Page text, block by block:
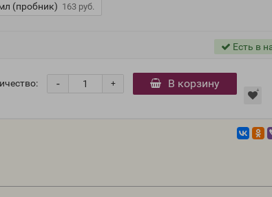
(пробник) 163 руб.
Есть в
+
- В корзину